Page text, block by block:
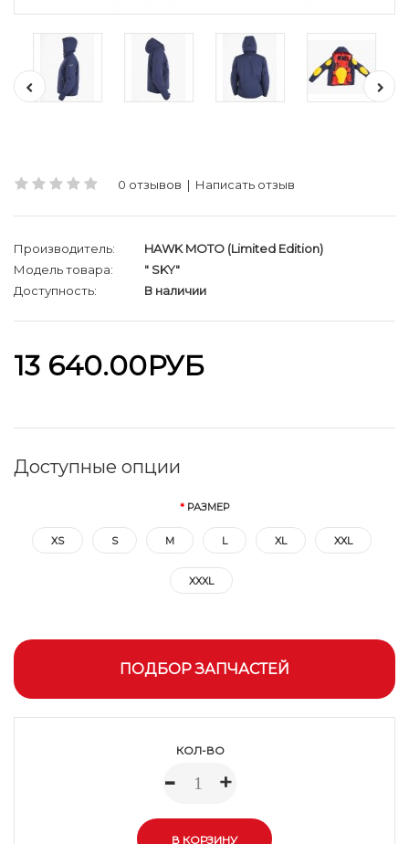
0 отзывов | Написать отзыв
Производитель:
HAWK MOTO (Limited Edition)
Модель товара:
" SKY"
Доступность:
В наличии
13 640.00РУБ
Доступные опции
РАЗМЕР
XS S M L XL XXL
XXXL
ПОДБОР ЗАПЧАСТЕЙ
КОЛ-ВО
- +